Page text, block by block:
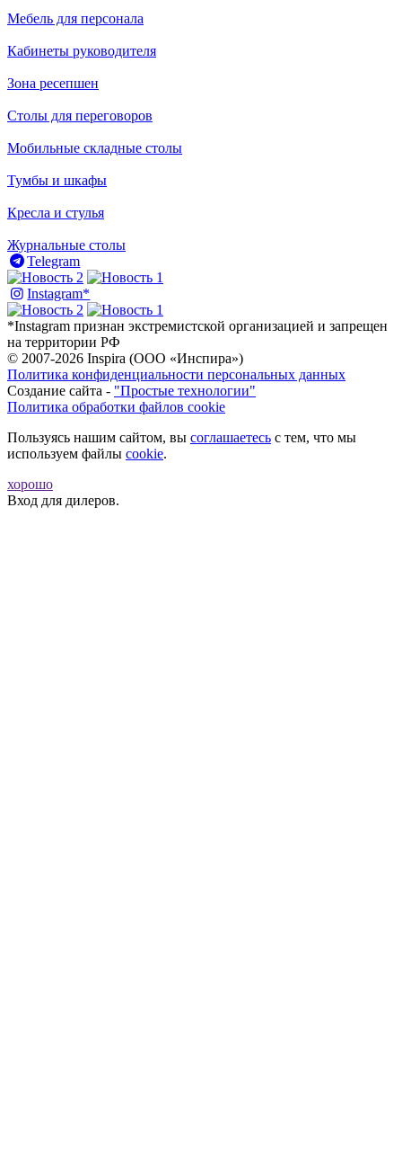
Мебель для персонала
Кабинеты руководителя
Зона ресепшен
Столы для переговоров
Мобильные складные столы
Тумбы и шкафы
Кресла и стулья
Журнальные столы
Telegram
Instagram*
*Instagram признан экстремистской организацией и запрещен
на территории РФ
© 2007-2026 Inspira (ООО «Инспира»)
Политика конфиденциальности персональных данных
Создание сайта - "Простые технологии"
Политика обработки файлов cookie
Пользуясь нашим сайтом, вы соглашаетесь с тем, что мы
используем файлы cookie.
хорошо
Вход для дилеров.